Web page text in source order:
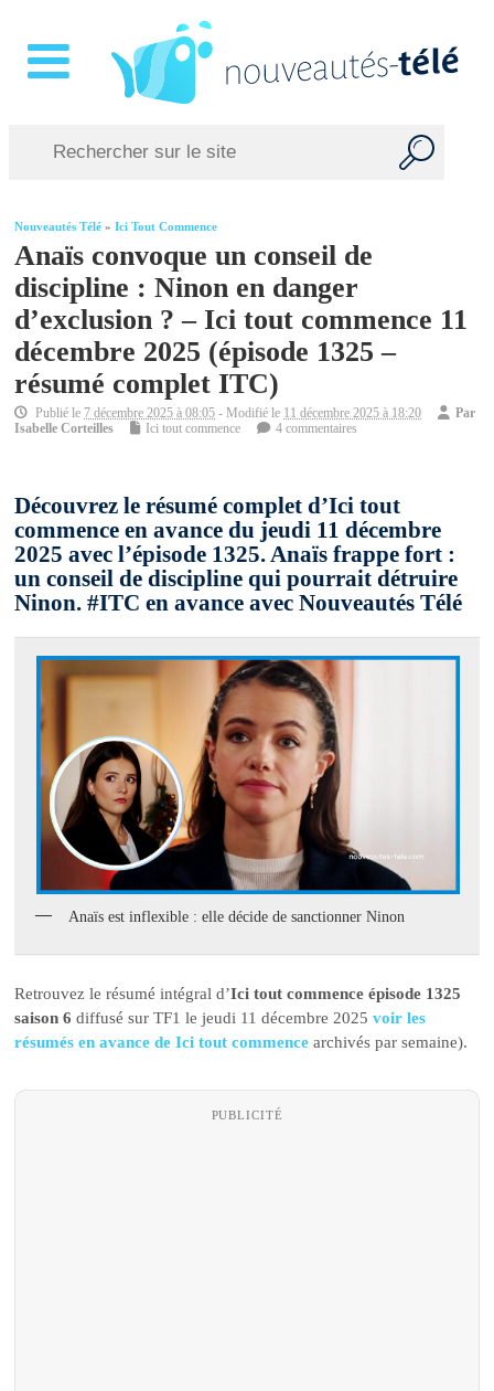
Nouveautés Télé »Ici Tout Commence
Anaïs convoque un conseil de
discipline : Ninon en danger
d’exclusion ? – Ici tout commence 11
décembre 2025 (épisode 1325 –
résumé complet ITC)
Publié le 7 décembre 2025 à 08:05 - Modifié le 11 décembre 2025 à 18:20
Par
Isabelle Corteilles
Ici tout commence 4 commentaires
Découvrez le résumé complet d’Ici tout
commence en avance du jeudi 11 décembre
2025 avec l’épisode 1325. Anaïs frappe fort :
un conseil de discipline qui pourrait détruire
Ninon. #ITC en avance avec Nouveautés Télé
Anaïs est inflexible : elle décide de sanctionner Ninon
Retrouvez le résumé intégral d’Ici tout commence épisode 1325
saison 6 diffusé sur TF1 le jeudi 11 décembre 2025voir les
résumés en avance de Ici tout commencearchivés par semaine).
PUBLICITÉ